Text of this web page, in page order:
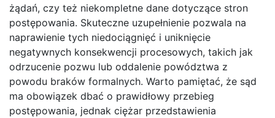
żądań, czy też niekompletne dane dotyczące stron
postępowania. Skuteczne uzupełnienie pozwala na
naprawienie tych niedociągnięć i uniknięcie
negatywnych konsekwencji procesowych, takich jak
odrzucenie pozwu lub oddalenie powództwa z
powodu braków formalnych. Warto pamiętać, że sąd
ma obowiązek dbać o prawidłowy przebieg
postępowania, jednak ciężar przedstawienia